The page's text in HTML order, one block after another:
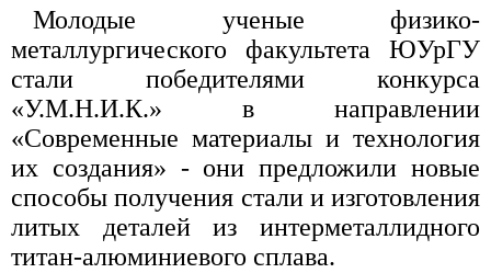
Молодые ученые физико-
металлургического факультета ЮУрГУ
стали победителями конкурса
«У.М.Н.И.К.» в направлении
«Современные материалы и технология
их создания» - они предложили новые
способы получения стали и изготовления
литых деталей из интерметаллидного
титан-алюминиевого сплава.